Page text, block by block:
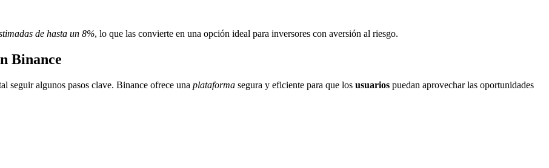
de hasta un 8%, lo que las convierte en una opción ideal para inversores con aversión al riesgo.
Binance
seguir algunos pasos clave. Binance ofrece una plataforma segura y eficiente para que los usuarios puedan aprovechar las oportunidades